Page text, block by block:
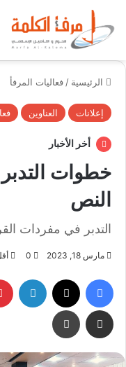
الرئيسية / فعاليات المرفأ
إعلانات العناوين
أخر الأخبار
خطوات
النص
التدبر في مفردات
مارس 18, 2023 0
فيسبوك
مشاركة عبر البريد طباعة